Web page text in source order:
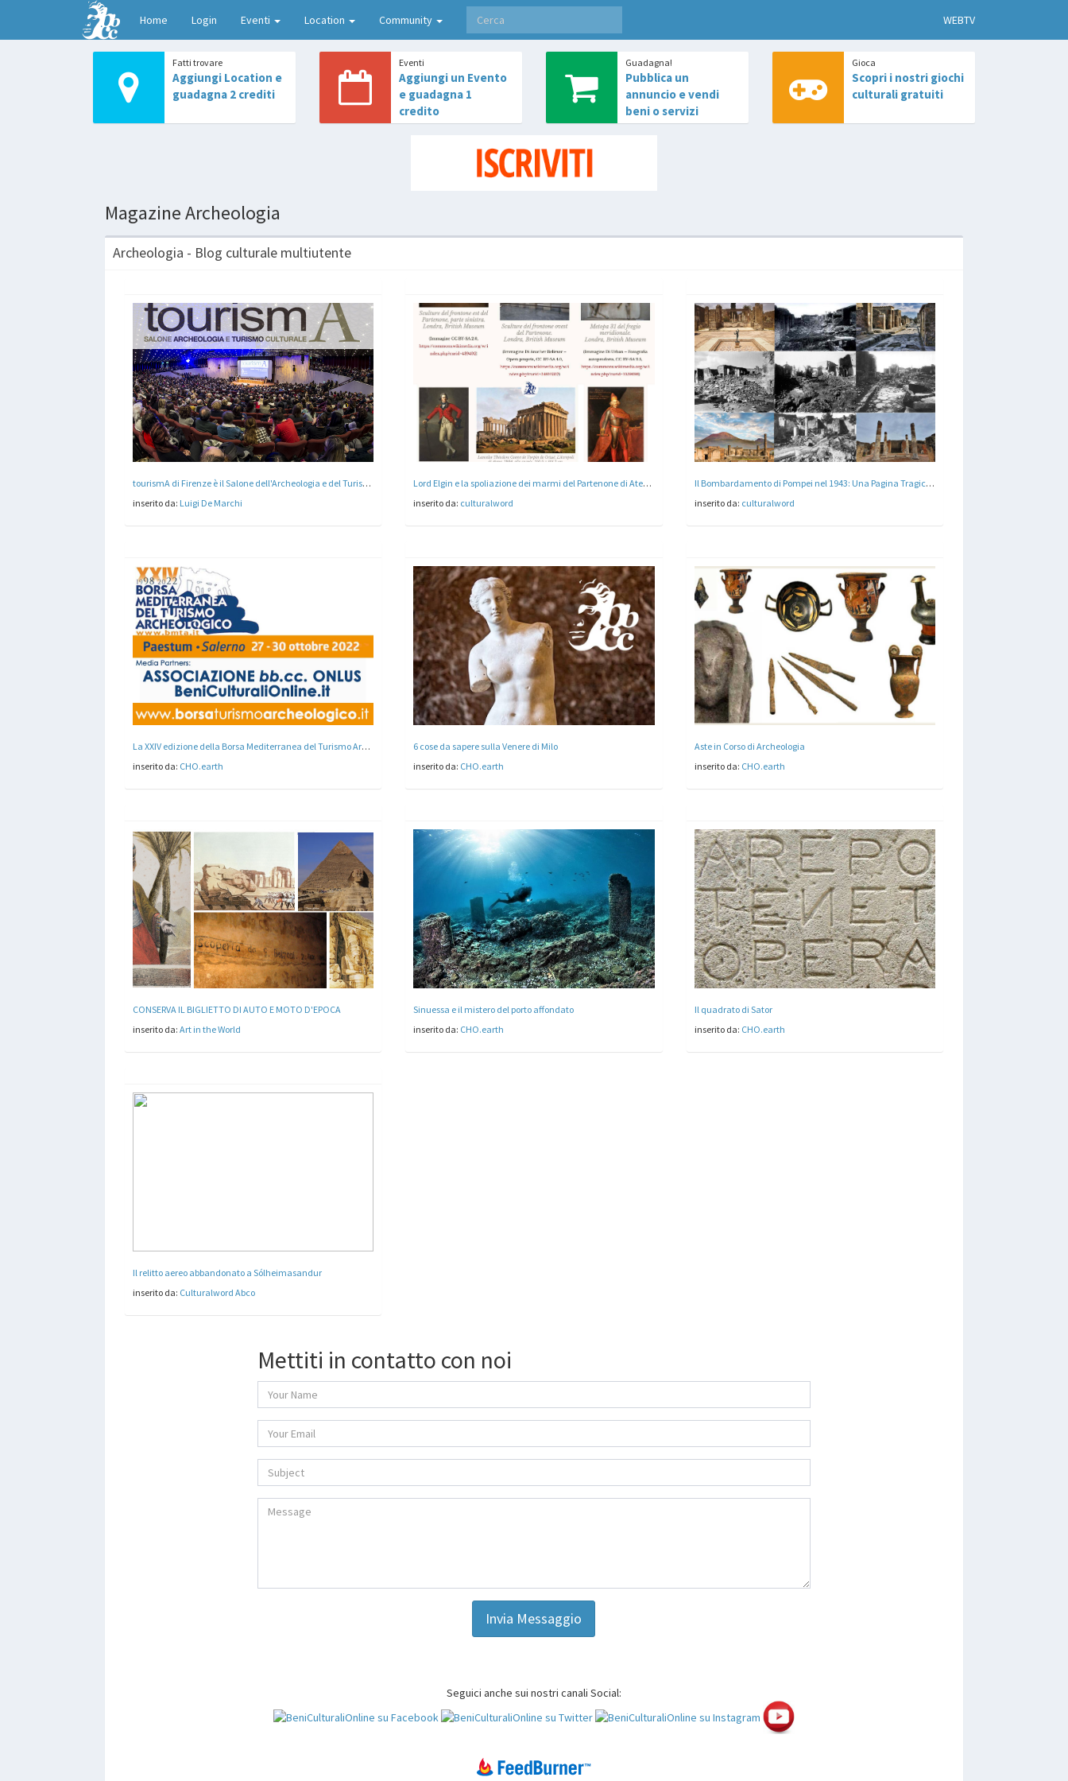
Home Login Eventi Location Community WEBTV
Fatti trovare
Aggiungi Location e
guadagna 2 crediti
Eventi
Aggiungi un Evento
e guadagna 1
credito
Guadagna!
Pubblica un
annuncio e vendi
beni o servizi
Gioca
Scopri i nostri giochi
culturali gratuiti
Magazine Archeologia
Archeologia - Blog culturale multiutente
tourismA di Firenze è il Salone dell'Archeologia e del Turismo Culturale Italiano
inserito da: Luigi De Marchi
Lord Elgin e la spoliazione dei marmi del Partenone di Atene in Grecia
inserito da: culturalword
Il Bombardamento di Pompei nel 1943: Una Pagina Tragica per l'Archeologia. La distruzione di un Patrimonio Culturale inestimabile
inserito da: culturalword
La XXIV edizione della Borsa Mediterranea del Turismo Archeologico a Paestum dal 27 al 30 ottobre 2022
inserito da: CHO.earth
6 cose da sapere sulla Venere di Milo
inserito da: CHO.earth
Aste in Corso di Archeologia
inserito da: CHO.earth
CONSERVA IL BIGLIETTO DI AUTO E MOTO D'EPOCA
inserito da: Art in the World
Sinuessa e il mistero del porto affondato
inserito da: CHO.earth
Il quadrato di Sator
inserito da: CHO.earth
Il relitto aereo abbandonato a Sólheimasandur
inserito da: Culturalword Abco
Mettiti in contatto con noi
Invia Messaggio
Seguici anche sui nostri canali Social: